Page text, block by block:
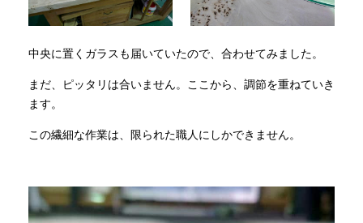
中央に置くガラスも届いていたので、合わせてみました。
まだ、ピッタリは合いません。ここから、調節を重ねていき
ます。
この繊細な作業は、限られた職人にしかできません。